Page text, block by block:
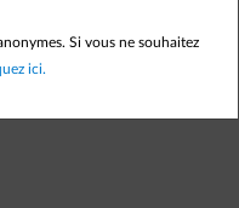
Si vous ne souhaitez
ici.